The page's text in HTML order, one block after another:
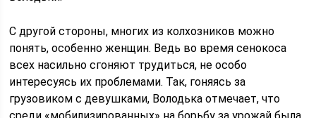
С другой стороны, многих из колхозников можно
понять, особенно женщин. Ведь во время сенокоса
всех насильно сгоняют трудиться, не особо
интересуясь их проблемами. Так, гоняясь за
грузовиком с девушками, Володька отмечает, что